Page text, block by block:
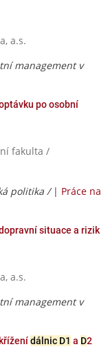
a.s.
management v
po osobní
fakulta /
politika / | Práce na
situace a rizik
a.s.
management v
dálnic D1 a D2